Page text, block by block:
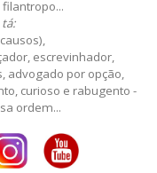
tá:
escrevinhador,
advogado por opção,
curioso e rabugento -
ordem...